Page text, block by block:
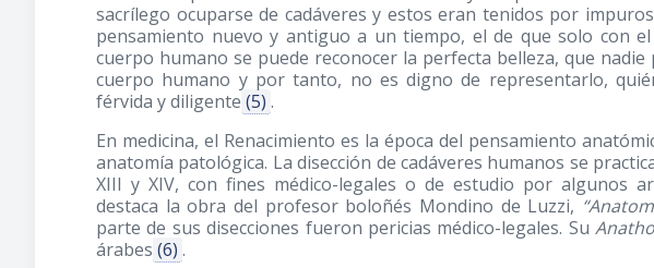
sacrílego ocuparse de cadáveres y estos eran tenidos por
pensamiento nuevo y antiguo a un tiempo, el de que solo con
cuerpo humano se puede reconocer la perfecta belleza, que
cuerpo humano y por tanto, no es digno de representarlo,
férvida y diligente (5) .
En medicina, el Renacimiento es la época del pensamiento
anatomía patológica. La disección de cadáveres humanos se
XIII y XIV, con fines médico-legales o de estudio por algunos
destaca la obra del profesor boloñés Mondino de Luzzi,
parte de sus disecciones fueron pericias médico-legales. Su
árabes (6) .